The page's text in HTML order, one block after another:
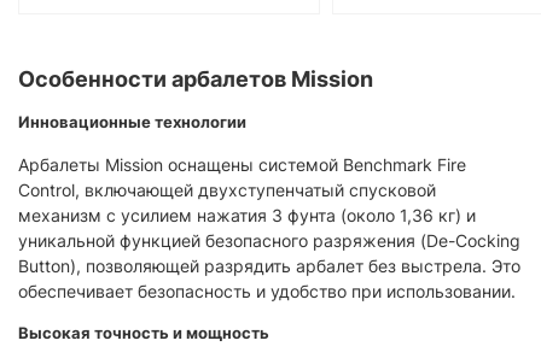
Особенности арбалетов Mission
Инновационные технологии
Арбалеты Mission оснащены системой Benchmark Fire
Control, включающей двухступенчатый спусковой
механизм с усилием нажатия 3 фунта (около 1,36 кг) и
уникальной функцией безопасного разряжения (De-Cocking
Button), позволяющей разрядить арбалет без выстрела. Это
обеспечивает безопасность и удобство при использовании.
Высокая точность и мощность